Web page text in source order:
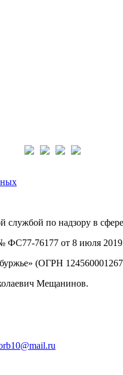
службой по надзору в
76177 от 8 июля 2019
(ОГРН
Мещанинов.